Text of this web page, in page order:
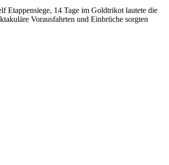
Etappensiege, 14 Tage im Goldtrikot lautete die
Vorausfahrten und Einbrüche sorgten